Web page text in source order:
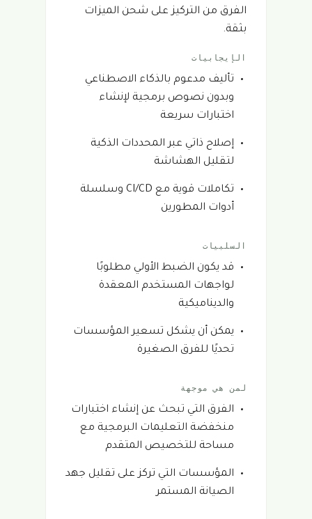
الفرق من التركيز على شحن الميزات
بثقة.
الإيجابيات
تأليف مدعوم بالذكاء الاصطناعي
وبدون نصوص برمجية لإنشاء
اختبارات سريعة
إصلاح ذاتي عبر المحددات الذكية
لتقليل الهشاشة
تكاملات قوية مع CI/CD وسلسلة
أدوات المطورين
السلبيات
قد يكون الضبط الأولي مطلوبًا
لواجهات المستخدم المعقدة
والديناميكية
يمكن أن يشكل تسعير المؤسسات
تحديًا للفرق الصغيرة
لمن هي موجهة
الفرق التي تبحث عن إنشاء اختبارات
منخفضة التعليمات البرمجية مع
مساحة للتخصيص المتقدم
المؤسسات التي تركز على تقليل جهد
الصيانة المستمر